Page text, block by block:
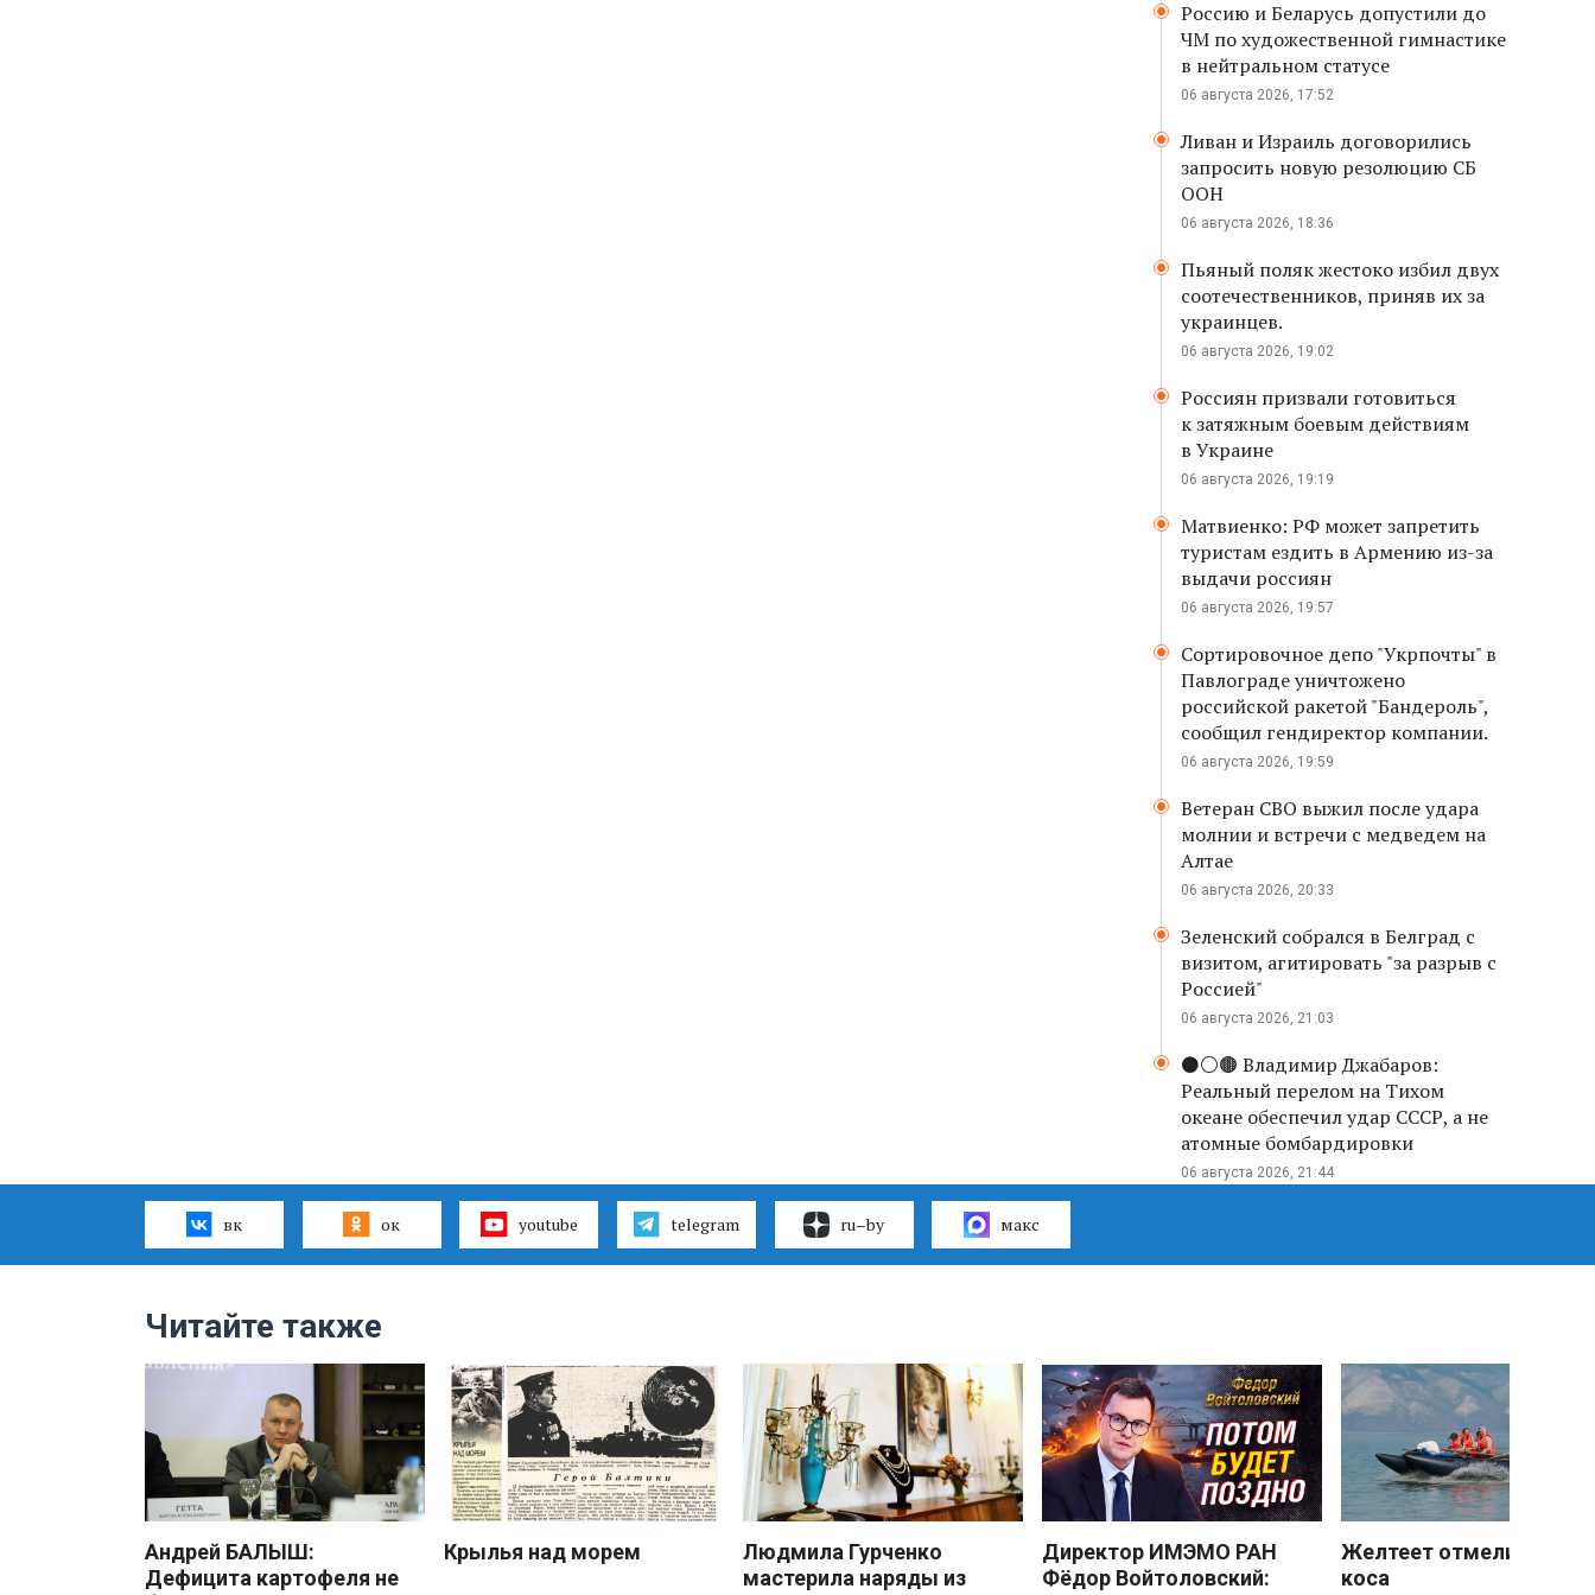
Россию и Беларусь допустили до
ЧМ по художественной гимнастике
в нейтральном статусе
06 августа 2026, 17:52
Ливан и Израиль договорились
запросить новую резолюцию СБ
ООН
06 августа 2026, 18:36
Пьяный поляк жестоко избил двух
соотечественников, приняв их за
украинцев.
06 августа 2026, 19:02
Россиян призвали готовиться
к затяжным боевым действиям
в Украине
06 августа 2026, 19:19
Матвиенко: РФ может запретить
туристам ездить в Армению из-за
выдачи россиян
06 августа 2026, 19:57
Сортировочное депо "Укрпочты" в
Павлограде уничтожено
российской ракетой "Бандероль",
сообщил гендиректор компании.
06 августа 2026, 19:59
Ветеран СВО выжил после удара
молнии и встречи с медведем на
Алтае
06 августа 2026, 20:33
Зеленский собрался в Белград с
визитом, агитировать "за разрыв с
Россией"
06 августа 2026, 21:03
⚫️⚪️🟤 Владимир Джабаров:
Реальный перелом на Тихом
океане обеспечил удар СССР, а не
атомные бомбардировки
06 августа 2026, 21:44
вк ок youtube telegram ru–by макс
Читайте также
Андрей БАЛЫШ:
Дефицита картофеля не
Крылья над морем
Людмила Гурченко
мастерила наряды из
Директор ИМЭМО РАН
Фёдор Войтоловский:
Желтеет отмели
коса